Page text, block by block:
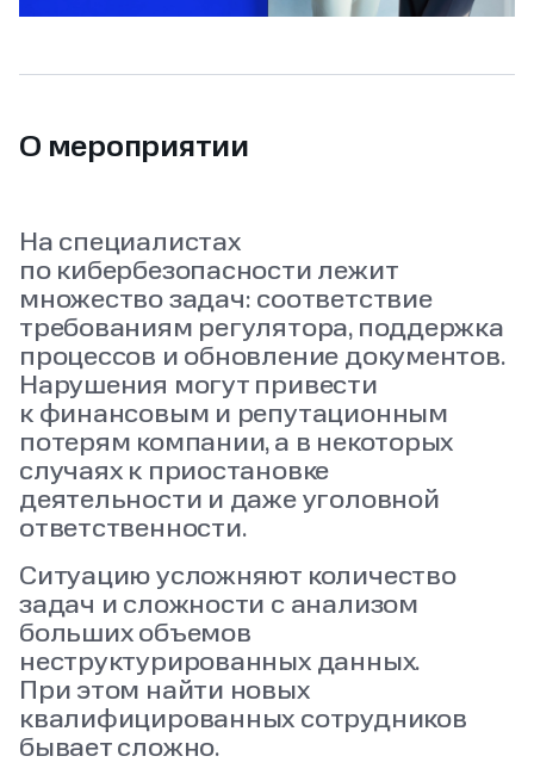
О мероприятии
На специалистах
по кибербезопасности лежит
множество задач: соответствие
требованиям регулятора, поддержка
процессов и обновление документов.
Нарушения могут привести
к финансовым и репутационным
потерям компании, а в некоторых
случаях к приостановке
деятельности и даже уголовной
ответственности.
Ситуацию усложняют количество
задач и сложности с анализом
больших объемов
неструктурированных данных.
При этом найти новых
квалифицированных сотрудников
бывает сложно.